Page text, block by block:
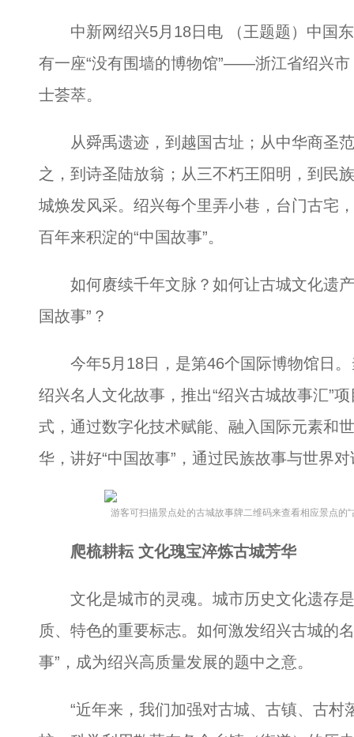
中新网绍兴5月18日电 （王题题）中国东
有一座“没有围墙的博物馆”——浙江省绍兴
士荟萃。
从舜禹遗迹，到越国古址；从中华商圣范
之，到诗圣陆放翁；从三不朽王阳明，到
城焕发风采。绍兴每个里弄小巷，台门古宅
百年来积淀的“中国故事”。
如何赓续千年文脉？如何让古城文化遗产
国故事”？
今年5月18日，是第46个国际博物馆日。
绍兴名人文化故事，推出“绍兴古城故事汇”
式，通过数字化技术赋能、融入国际元素和
华，讲好“中国故事”，通过民族故事与世界对
游客可扫描景点处的古城故事牌二维码来查看相应景点
爬梳耕耘 文化瑰宝淬炼古城芳华
文化是城市的灵魂。城市历史文化遗存是
质、特色的重要标志。如何激发绍兴古城的
事”，成为绍兴高质量发展的题中之意。
“近年来，我们加强对古城、古镇、古村